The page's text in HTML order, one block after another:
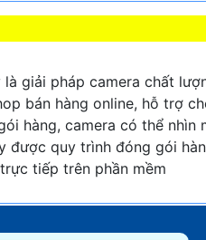
giải pháp camera chất
bán hàng online, hỗ trợ
hàng, camera có thể nhìn
được quy trình đóng gói
tiếp trên phần mềm